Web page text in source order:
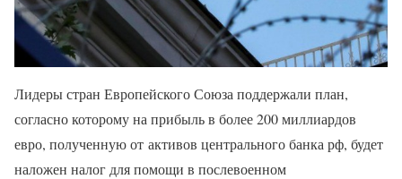
Лидеры стран Европейского Союза поддержали план,
согласно которому на прибыль в более 200 миллиардов
евро, полученную от активов центрального банка рф, будет
наложен налог для помощи в послевоенном